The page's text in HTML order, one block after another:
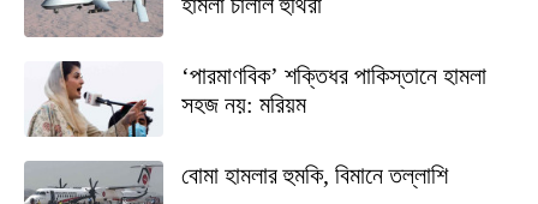
‘পারমাণবিক’ শক্তিধর পাকিস্তানে হামলা
সহজ নয়: মরিয়ম
বোমা হামলার হুমকি, বিমানে তল্লাশি